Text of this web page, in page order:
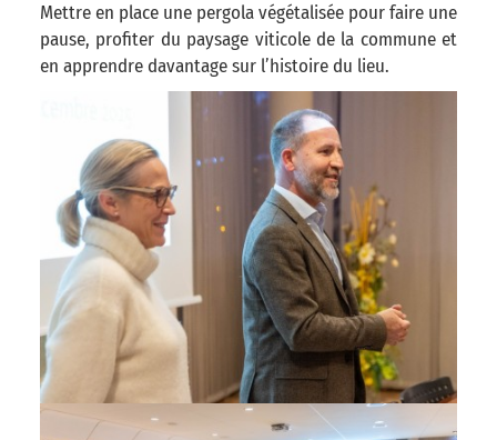
Mettre en place une pergola végétalisée pour faire une
pause, profiter du paysage viticole de la commune et
en apprendre davantage sur l’histoire du lieu.